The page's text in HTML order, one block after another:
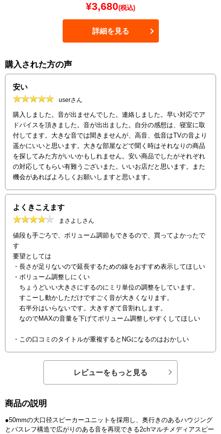
¥3,680(税込)
詳細を見る
購入された方の声
安い
userさん
購入しました。音が出ませんでした。連絡しました。早い対応でア
ドバイスを頂きました。音が出出ました。自分の感想は、寝室に取
付してます。大きな音では聞きませんが、高音、低音はTVの音より
遥かにいいと思います。大きな部屋などで聞く時はそれなりの商品
を探してみた方がいいかもしれません。安い商品でしたがそれぞれ
の対応してもらい有難うございまた。いいお店だと思います。また
機会があればよろしくお願いしますと思います。
よくきこえます
まさよしさん
値段も手ごろで、ボリューム調節もできるので、買ってよかったで
す
要望としては
・長さが足りないので延長するための線をおすすめ表示してほしい
・ボリューム調整しにくい
ちょうどいい大きさにするのにミリ単位の調整をしています。
すこーし動かしただけですごく音が大きくなります。
右半分はいらないです。大きすぎて音割れします。
なのでMAXの音量を下げてボリューム調整しやすくしてほしい
・この口コミのタイトルが重複するとNGになるのはおかしい
レビューをもっと見る
商品の説明
●50mmの大口径スピーカーユニットを採用し、奥行きのあるハウジング
とバスレフ構造で広がりのある音を再現できる2chマルチメディアスピー